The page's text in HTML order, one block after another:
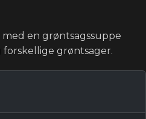
en grøntsagssuppe
grøntsager.